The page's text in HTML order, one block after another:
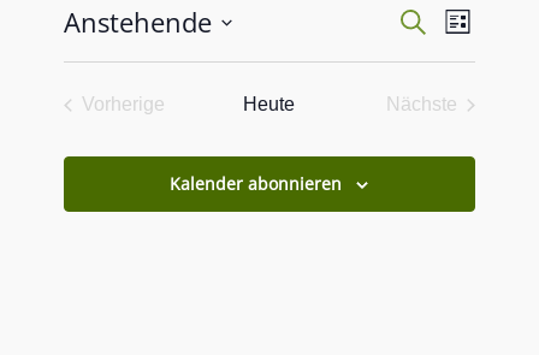
SucheListe
Anstehende
Datum
Vorherige
Heute
Nächste
Kalender abonnieren